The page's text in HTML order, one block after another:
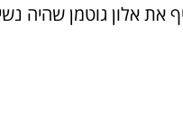
את אלון גוטמן שהיה